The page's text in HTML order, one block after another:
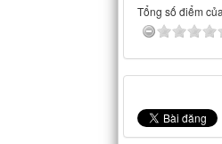
Tổng số điểm